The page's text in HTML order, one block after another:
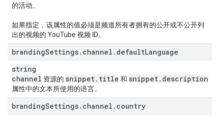
的活动。
如果指定，该属性的值必须是频道所有者拥有的公开或不公开列
出的视频的 YouTube 视频 ID。
brandingSettings. channel . defaultLanguage
string
channel 资源的 snippet. title 和 snippet. description
属性中的文本所使用的语言。
brandingSettings. channel . country